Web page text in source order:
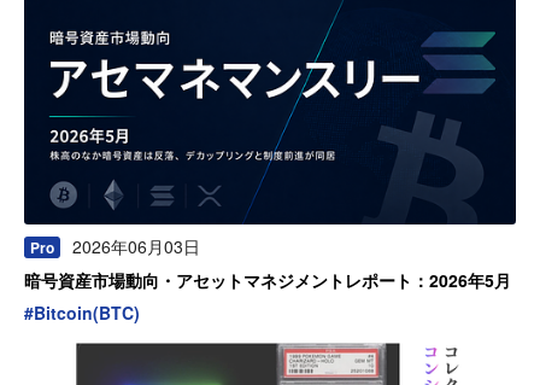
Pro
2026年06月03日
暗号資産市場動向・アセットマネジメントレポート：2026年5月
#Bitcoin(BTC)